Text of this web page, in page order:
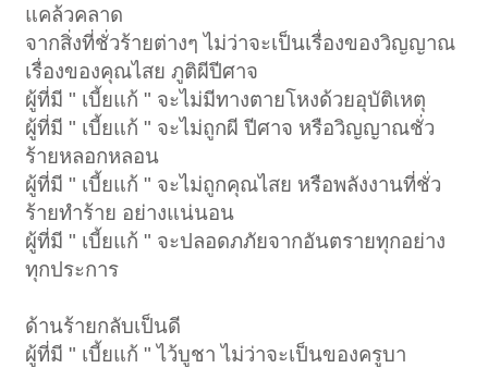
แคล้วคลาด
จากสิ่งที่ชั่วร้ายต่างๆ ไม่ว่าจะเป็นเรื่องของวิญญาณ
เรื่องของคุณไสย ภูติผีปีศาจ
ผู้ที่มี " เบี้ยแก้ " จะไม่มีทางตายโหงด้วยอุบัติเหตุ
ผู้ที่มี " เบี้ยแก้ " จะไม่ถูกผี ปีศาจ หรือวิญญาณชั่ว
ร้ายหลอกหลอน
ผู้ที่มี " เบี้ยแก้ " จะไม่ถูกคุณไสย หรือพลังงานที่ชั่ว
ร้ายทำร้าย อย่างแน่นอน
ผู้ที่มี " เบี้ยแก้ " จะปลอดภภัยจากอันตรายทุกอย่าง
ทุกประการ
ด้านร้ายกลับเป็นดี
ผู้ที่มี " เบี้ยแก้ " ไว้บูชา ไม่ว่าจะเป็นของครูบา